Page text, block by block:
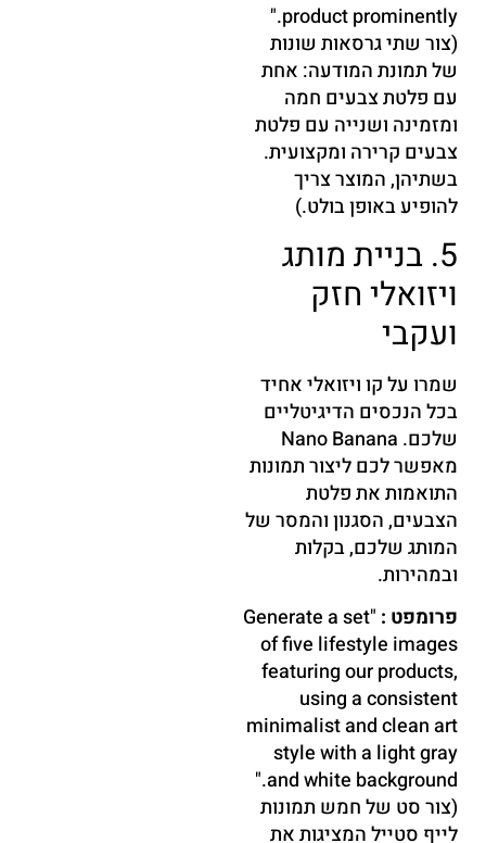
product prominently."
(צור שתי גרסאות שונות
של תמונת המודעה: אחת
עם פלטת צבעים חמה
ומזמינה ושנייה עם פלטת
צבעים קרירה ומקצועית.
בשתיהן, המוצר צריך
להופיע באופן בולט.)
5. בניית מותג
ויזואלי חזק
ועקבי
שמרו על קו ויזואלי אחיד
בכל הנכסים הדיגיטליים
שלכם. Nano Banana
מאפשר לכם ליצור תמונות
התואמות את פלטת
הצבעים, הסגנון והמסר של
המותג שלכם, בקלות
ובמהירות.
פרומפט : "Generate a set
of five lifestyle images
featuring our products,
using a consistent
minimalist and clean art
style with a light gray
and white background."
(צור סט של חמש תמונות
לייף סטייל המציגות את